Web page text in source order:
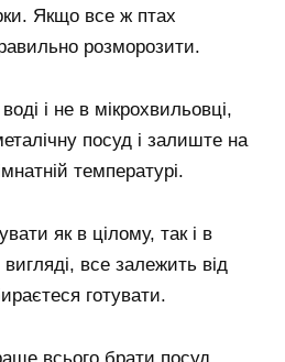
Якщо все ж птах
розморозити.
і не в мікрохвильовці,
посуд і залиште на
температурі.
як в цілому, так і в
все залежить від
готувати.